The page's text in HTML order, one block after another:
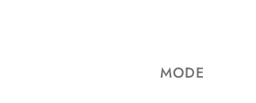
MODE
Wir können keine Produkte entsprechend dieser